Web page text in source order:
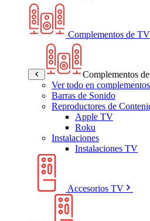
Complementos de TV
Complementos
Ver todo en
Barras de Sonido
Reproductores de
Apple TV
Roku
Instalaciones
Instalaciones TV
Accesorios TV